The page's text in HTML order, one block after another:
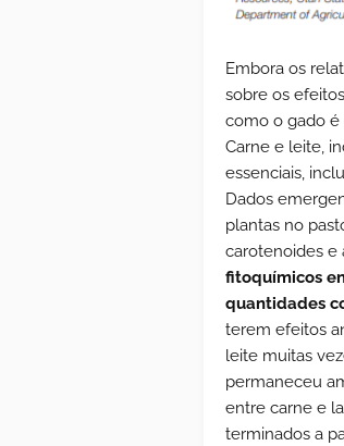
Embora os
sobre os
como o gado é
Carne e leite,
essenciais,
Dados
plantas no
carotenoides e
fitoquímicos
quantidades
terem efeitos
leite muitas
permaneceu
entre carne e
terminados a